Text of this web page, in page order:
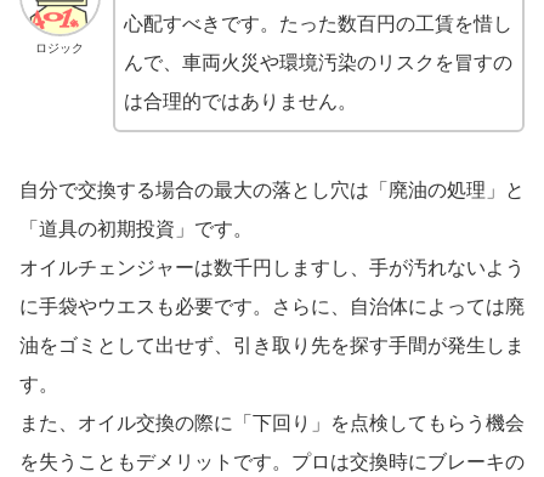
ロジック
心配すべきです。たった数百円の工賃を惜し
んで、車両火災や環境汚染のリスクを冒すの
は合理的ではありません。
自分で交換する場合の最大の落とし穴は「廃油の処理」と
「道具の初期投資」です。
オイルチェンジャーは数千円しますし、手が汚れないよう
に手袋やウエスも必要です。さらに、自治体によっては廃
油をゴミとして出せず、引き取り先を探す手間が発生しま
す。
また、オイル交換の際に「下回り」を点検してもらう機会
を失うこともデメリットです。プロは交換時にブレーキの